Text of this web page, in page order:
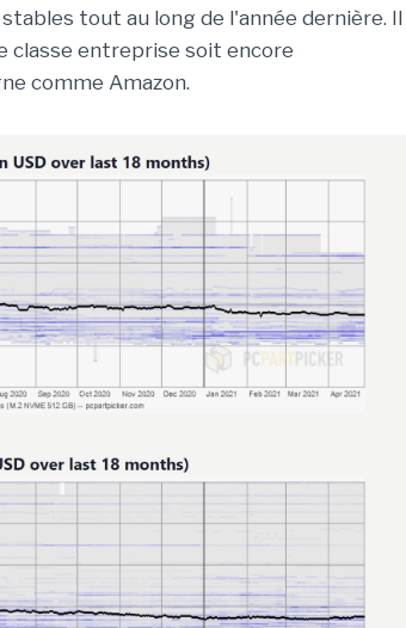
tout au long de l'année dernière. Il
classe entreprise soit encore
comme Amazon.